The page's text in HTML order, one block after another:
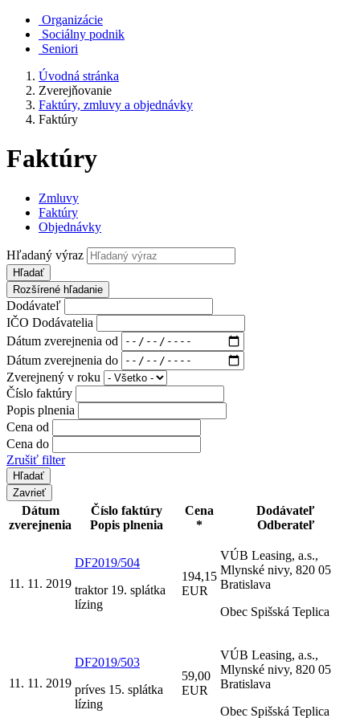
Organizácie
Sociálny podnik
Seniori
Úvodná stránka
Zverejňovanie
Faktúry, zmluvy a objednávky
Faktúry
Faktúry
Zmluvy
Faktúry
Objednávky
Hľadaný výraz
Hľadať
Rozšírené hľadanie
Dodávateľ
IČO Dodávatelia
Dátum zverejnenia od
Dátum zverejnenia do
Zverejnený v roku
Číslo faktúry
Popis plnenia
Cena od
Cena do
Zrušiť filter
Zavrieť
Dátum
zverejnenia
Číslo faktúry
Popis plnenia
Cena
*
Dodávateľ
Odberateľ
11. 11. 2019
DF2019/504
traktor 19. splátka
lízing
194,15
EUR
VÚB Leasing, a.s.,
Mlynské nivy, 820 05
Bratislava
Obec Spišská Teplica
11. 11. 2019
DF2019/503
príves 15. splátka
lízing
59,00
EUR
VÚB Leasing, a.s.,
Mlynské nivy, 820 05
Bratislava
Obec Spišská Teplica